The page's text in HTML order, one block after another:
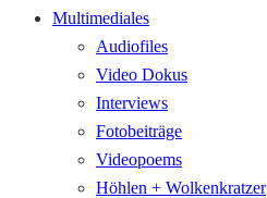
Multimediales
Audiofiles
Video Dokus
Interviews
Fotobeiträge
Videopoems
Höhlen + Wolkenkratzer